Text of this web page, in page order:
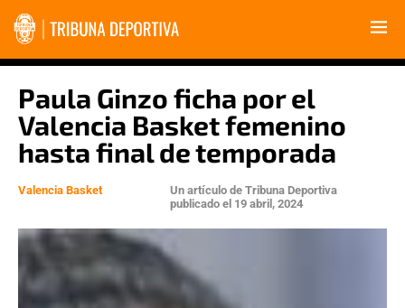
Paula Ginzo ficha por el
Valencia Basket femenino
hasta final de temporada
Valencia Basket Un artículo de Tribuna Deportiva
publicado el 19 abril, 2024